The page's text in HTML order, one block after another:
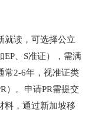
就读，可选择公立
、S准证），需满
常2-6年，视准证类
）。申请PR需提交
料，通过新加坡移